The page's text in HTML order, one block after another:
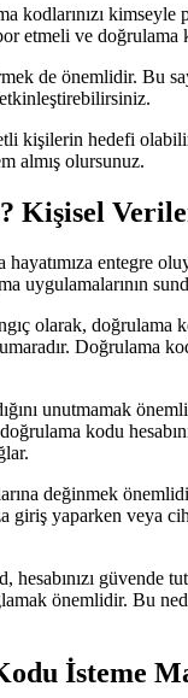
etmeli ve doğrulama
de önemlidir. Bu
hedefi
almış olursunuz.
Kişisel
entegre
uygulamalarının
​​olarak,
Doğrulama
unutmamak
kodu
değinmek
giriş yaparken veya
güvende
önemlidir. Bu
İsteme